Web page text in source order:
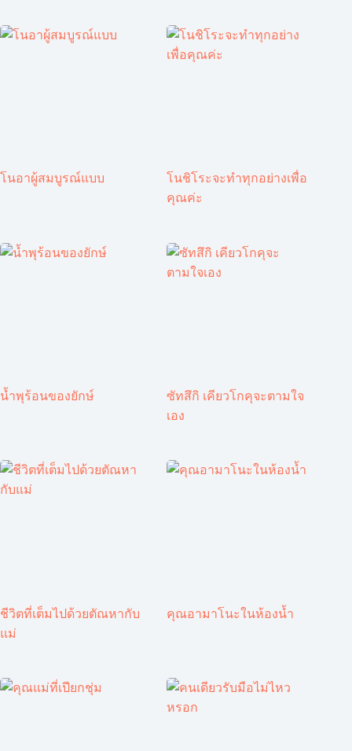
โนอาผู้สมบูรณ์แบบ
โนชิโระจะทำทุกอย่างเพื่อ
คุณค่ะ
น้ำพุร้อนของยักษ์
ซัทสึกิ เคียวโกคุจะตามใจ
เอง
ชีวิตที่เต็มไปด้วยตัณหากับ
แม่
คุณอามาโนะในห้องน้ำ